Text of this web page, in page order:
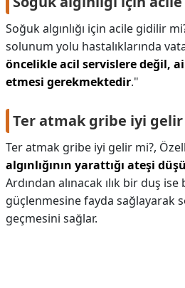
Soğuk algınlığı için acile gidilir
solunum yolu hastalıklarında
öncelikle acil servislere değil,
etmesi gerekmektedir."
Ter atmak gribe iyi gelir
Ter atmak gribe iyi gelir mi?,
algınlığının yarattığı ateşi
Ardından alınacak ılık bir duş ise
güçlenmesine fayda sağlayarak
geçmesini sağlar.